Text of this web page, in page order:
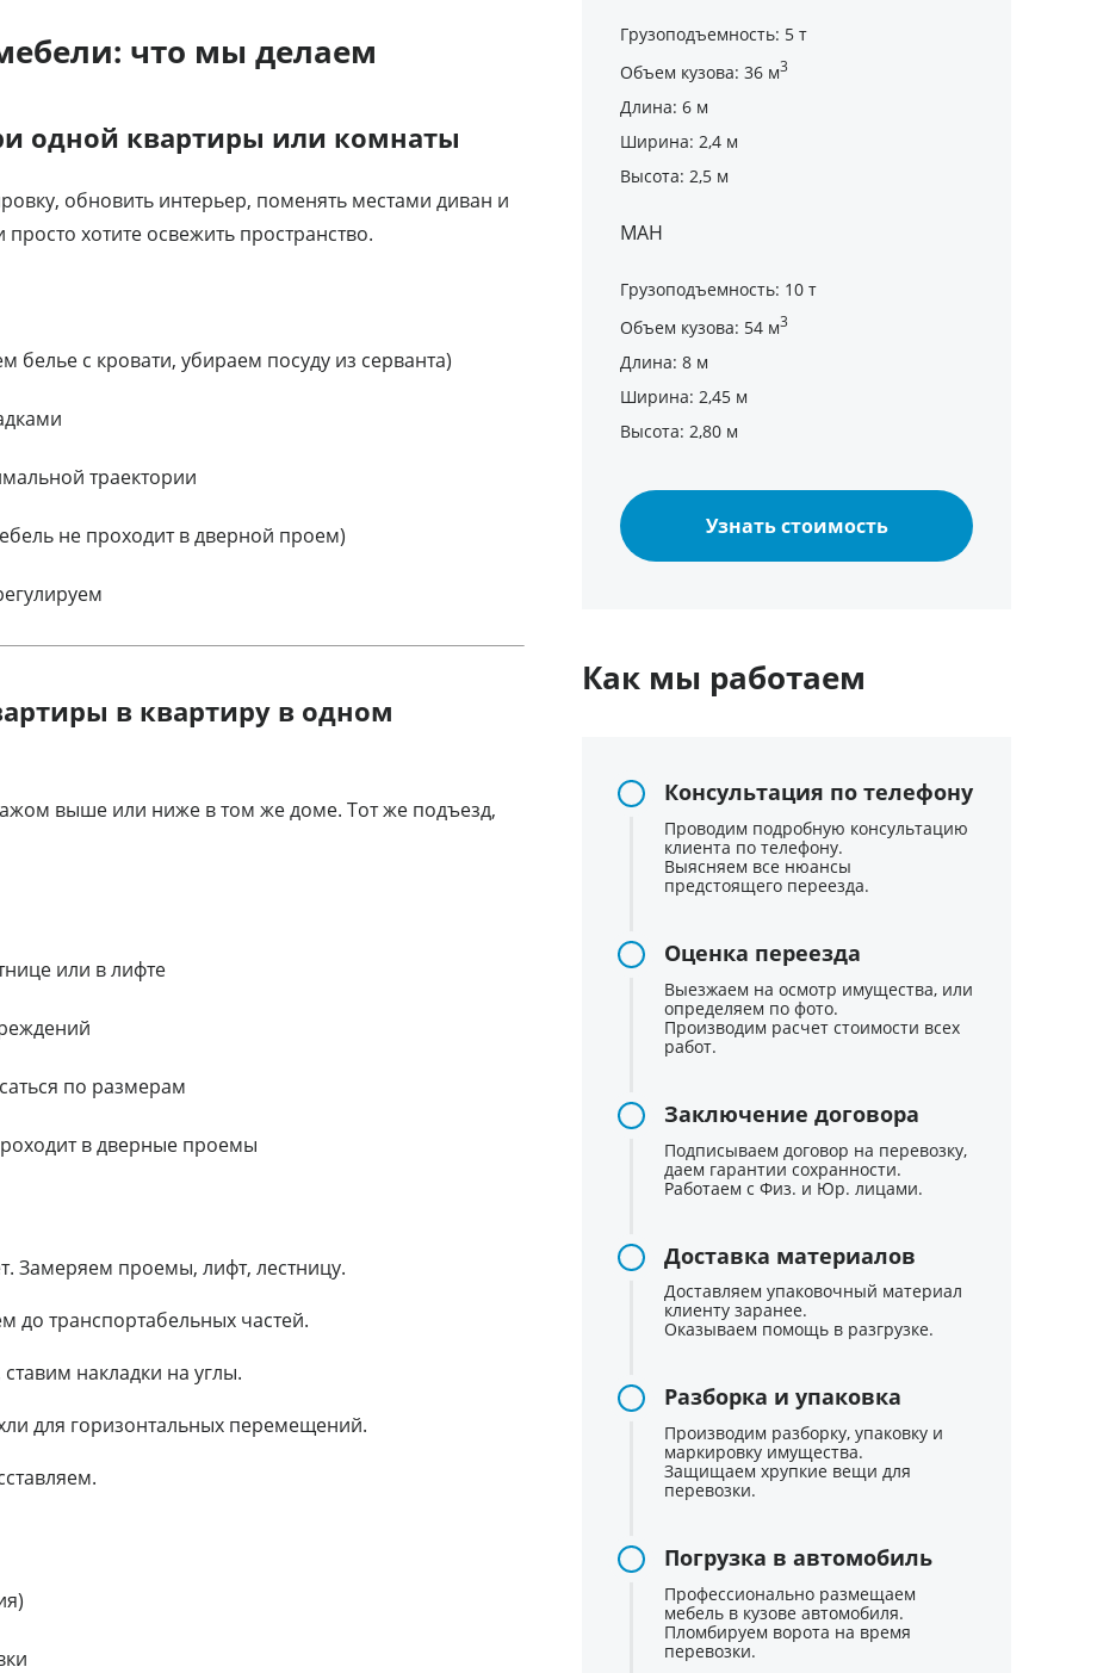
что мы делаем
одной квартиры или комнаты
обновить интерьер, поменять местами диван и
хотите освежить пространство.
с кровати, убираем посуду из серванта)
траектории
не проходит в дверной проем)
в квартиру в одном
выше или ниже в том же доме. Тот же подъезд,
или в лифте
по размерам
в дверные проемы
Замеряем проемы, лифт, лестницу.
до транспортабельных частей.
накладки на углы.
для горизонтальных перемещений.
Грузоподъемность: 5 т
Объем кузова: 36 м3
Длина: 6 м
Ширина: 2,4 м
Высота: 2,5 м
МАН
Грузоподъемность: 10 т
Объем кузова: 54 м3
Длина: 8 м
Ширина: 2,45 м
Высота: 2,80 м
Узнать стоимость
Как мы работаем
Консультация по телефону
Проводим подробную консультацию
клиента по телефону.
Выясняем все нюансы
предстоящего переезда.
Оценка переезда
Выезжаем на осмотр имущества, или
определяем по фото.
Производим расчет стоимости всех
работ.
Заключение договора
Подписываем договор на перевозку,
даем гарантии сохранности.
Работаем с Физ. и Юр. лицами.
Доставка материалов
Доставляем упаковочный материал
клиенту заранее.
Оказываем помощь в разгрузке.
Разборка и упаковка
Производим разборку, упаковку и
маркировку имущества.
Защищаем хрупкие вещи для
перевозки.
Погрузка в автомобиль
Профессионально размещаем
мебель в кузове автомобиля.
Пломбируем ворота на время
перевозки.